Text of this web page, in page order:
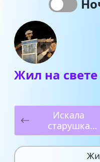
Жил на
Искала
старушка
букашек в
цветах